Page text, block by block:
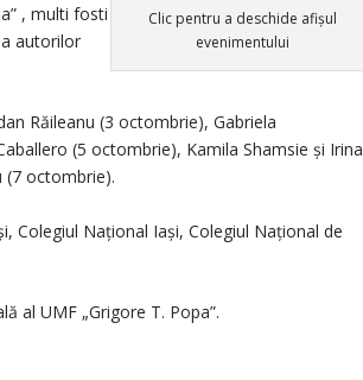
Clic pentru a deschide afișul
evenimentului
, multi fosti
autorilor
Răileanu (3 octombrie), Gabriela
(5 octombrie), Kamila Shamsie și Irina
(7 octombrie).
Colegiul Național Iași, Colegiul Național de
al UMF „Grigore T. Popa”.